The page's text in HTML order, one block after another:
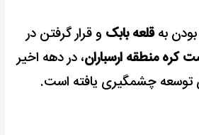
بهقلعه بابک و قرار گرفتن در
کره منطقه ارسباران، در دهه اخیر
توسعه چشمگیری یافته است.